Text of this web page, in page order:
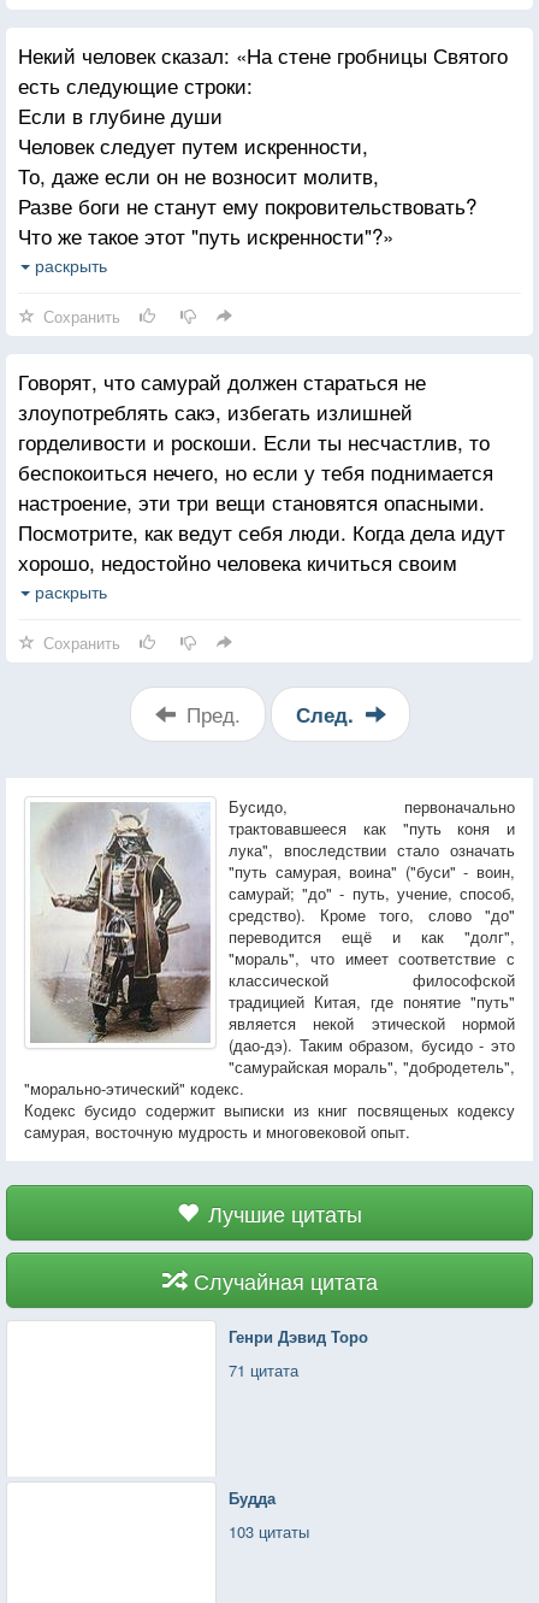
лежит простота мышления и сила духа.
Некий человек сказал: «На стене гробницы Святого
есть следующие строки:
Если в глубине души
Человек следует путем искренности,
То, даже если он не возносит молитв,
Разве боги не станут ему покровительствовать?
Что же такое этот "путь искренности"?»
Один человек ответил ему так: «Судя по всему, вам
Поскольку все в этом мире всего лишь обман,
Искренность обретешь лишь в смерти».
Говорят, что для того, чтобы следовать пути
искренности, нужно жить так, словно ты уже умер.
раскрыть
Сохранить
Говорят, что самурай должен стараться не
злоупотреблять сакэ, избегать излишней
горделивости и роскоши. Если ты несчастлив, то
беспокоиться нечего, но если у тебя поднимается
настроение, эти три вещи становятся опасными.
Посмотрите, как ведут себя люди. Когда дела идут
хорошо, недостойно человека кичиться своим
благосостоянием и швыряться деньгами. Поэтому
несправедливостью судьбы, ибо, если он не
испытает на себе трудностей, его характер не
устоится. От того, кто, сталкиваясь с трудностями,
опускает руки, пользы не будет.
раскрыть
Сохранить
Пред. След.
Бусидо, первоначально
трактовавшееся как "путь коня и
лука", впоследствии стало означать
"путь самурая, воина" ("буси" - воин,
самурай; "до" - путь, учение, способ,
средство). Кроме того, слово "до"
переводится ещё и как "долг",
"мораль", что имеет соответствие с
классической философской
традицией Китая, где понятие "путь"
является некой этической нормой
(дао-дэ). Таким образом, бусидо - это
"самурайская мораль", "добродетель",
"морально-этический" кодекс.
Кодекс бусидо содержит выписки из книг посвященых кодексу
самурая, восточную мудрость и многовековой опыт.
Лучшие цитаты
Случайная цитата
Генри Дэвид Торо
71 цитата
Будда
103 цитаты